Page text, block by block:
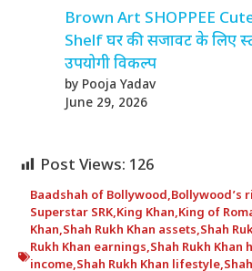
Brown Art SHOPPEE
Shelf घर की सजावट के लिए
उपयोगी विकल्प
by Pooja Yadav
June 29, 2026
Post Views: 126
Baadshah of Bollywood,Bollywood’s
Superstar SRK,King Khan,King of
Khan,Shah Rukh Khan assets,Shah
Rukh Khan earnings,Shah Rukh Khan
income,Shah Rukh Khan lifestyle,